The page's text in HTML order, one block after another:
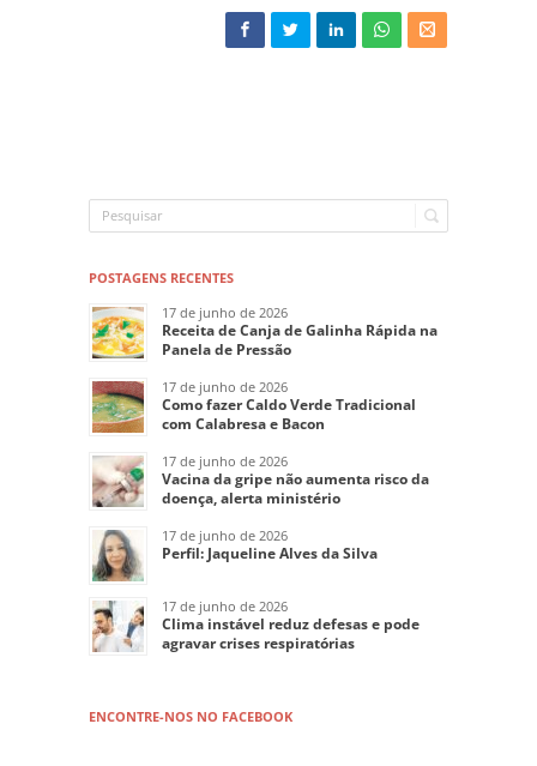
POSTAGENS RECENTES
17 de junho de 2026
Receita de Canja de Galinha Rápida na
Panela de Pressão
17 de junho de 2026
Como fazer Caldo Verde Tradicional
com Calabresa e Bacon
17 de junho de 2026
Vacina da gripe não aumenta risco da
doença, alerta ministério
17 de junho de 2026
Perfil: Jaqueline Alves da Silva
17 de junho de 2026
Clima instável reduz defesas e pode
agravar crises respiratórias
ENCONTRE-NOS NO FACEBOOK